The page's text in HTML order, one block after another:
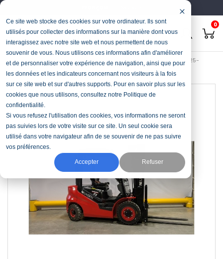
Ce site web stocke des cookies sur votre ordinateur. Ils sont
utilisés pour collecter des informations sur la manière dont vous
interagissez avec notre site web et nous permettent de nous
souvenir de vous. Nous utilisons ces informations afin d'améliorer
et de personnaliser votre expérience de navigation, ainsi que pour
les données et les indicateurs concernant nos visiteurs à la fois
sur ce site web et sur d'autres supports. Pour en savoir plus sur les
cookies que nous utilisons, consultez notre Politique de
confidentialité.
Si vous refusez l'utilisation des cookies, vos informations ne seront
pas suivies lors de votre visite sur ce site. Un seul cookie sera
utilisé dans votre navigateur afin de se souvenir de ne pas suivre
vos préférences.
Accepter Refuser
0
Accueil Stock & Occasions Chariot-élévateur Diesel
CPCD25-
X2H7F1